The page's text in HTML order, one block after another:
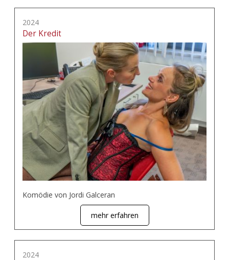
2024
Der Kredit
Komödie von Jordi Galceran
mehr erfahren
2024